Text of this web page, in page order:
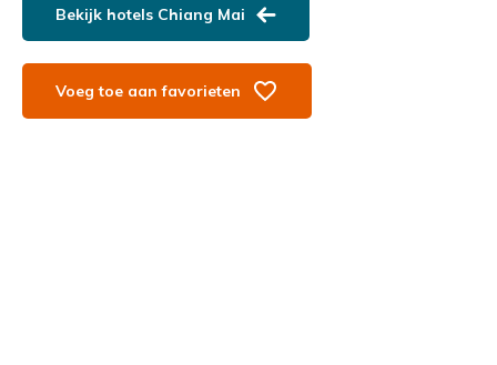
Bekijk hotels Chiang Mai
Voeg toe aan favorieten